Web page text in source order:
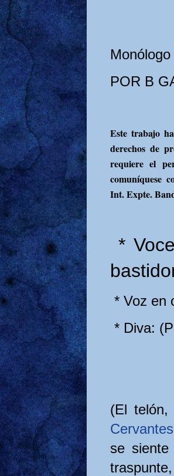
POR B
Este trabajo
derechos de
requiere el
comuníquese
Int. Expte.
*
* Voz en
* Diva:
(El
Cervantes
se